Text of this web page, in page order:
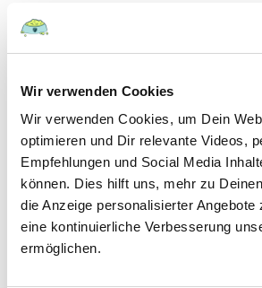
Wir verwenden Cookies
Wir verwenden Cookies, um Dein
optimieren und Dir relevante Videos,
Empfehlungen und Social Media
können. Dies hilft uns, mehr zu
die Anzeige personalisierter Angebote
eine kontinuierliche Verbesserung
ermöglichen.
Hunde
22 August 2022
Hundefutter und Wasser im
besonders geachtet werden?
Hunde
17 August 2022
Was dürfen Katzen nicht essen?